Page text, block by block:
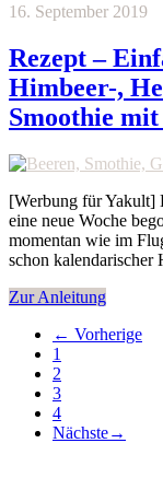
16. September 2019
Rezept –
Himbeer-,
Smoothie
[Werbung für Yakult]
eine neue Woche
momentan wie im
schon
Zur Anleitung
← Vorherige
1
2
3
4
Nächste→